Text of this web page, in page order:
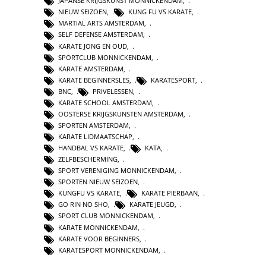
NIEUW SEIZOEN, KUNG FU VS KARATE,
MARTIAL ARTS AMSTERDAM,
SELF DEFENSE AMSTERDAM,
KARATE JONG EN OUD
SPORTCLUB MONNICKENDAM
KARATE AMSTERDAM
KARATE BEGINNERSLES
KARATESPORT
BNC
PRIVELESSEN
KARATE SCHOOL AMSTERDAM
OOSTERSE KRIJGSKUNSTEN AMSTERDAM
SPORTEN AMSTERDAM
KARATE LIDMAATSCHAP,
HANDBAL VS KARATE, KATA,
ZELFBESCHERMING,
SPORT VERENIGING MONNICKENDAM,
SPORTEN NIEUW SEIZOEN,
KUNGFU VS KARATE, KARATE PIERBAAN,
GO RIN NO SHO, KARATE JEUGD,
SPORT CLUB MONNICKENDAM,
KARATE MONNICKENDAM
KARATE VOOR BEGINNERS
KARATESPORT MONNICKENDAM